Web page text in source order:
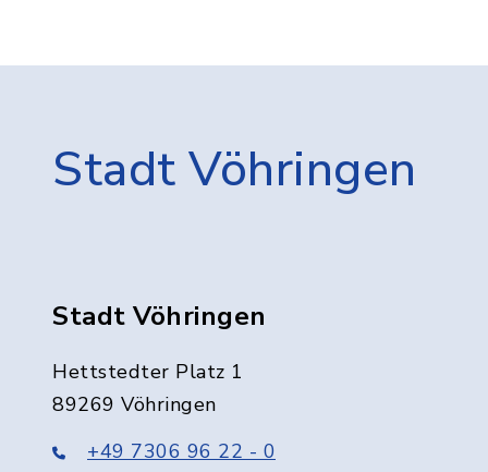
Stadt Vöhringen
Stadt Vöhringen
Hettstedter Platz 1
89269 Vöhringen
+49 7306 96 22 - 0